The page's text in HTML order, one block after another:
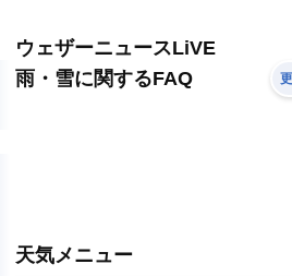
ウェザーニュースLiVE
雨・雪に関するFAQ
天気メニュー